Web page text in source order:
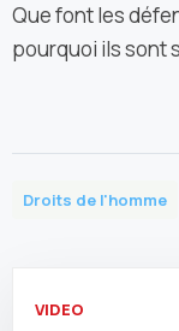
Que font les
pourquoi ils sont
Droits de l'homme
VIDEO